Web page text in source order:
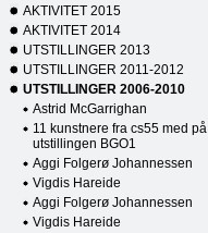
AKTIVITET 2015
AKTIVITET 2014
UTSTILLINGER 2013
UTSTILLINGER 2011-2012
UTSTILLINGER 2006-2010
Astrid McGarrighan
11 kunstnere fra cs55 med på
utstillingen BGO1
Aggi Folgerø Johannessen
Vigdis Hareide
Aggi Folgerø Johannessen
Vigdis Hareide